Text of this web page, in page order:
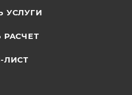
УСЛУГИ
РАСЧЕТ
ЛИСТ